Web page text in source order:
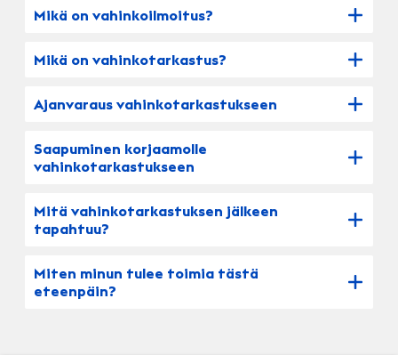
Mikä on vahinkoilmoitus?
Mikä on vahinkotarkastus?
Ajanvaraus vahinkotarkastukseen
Saapuminen korjaamolle
vahinkotarkastukseen
Mitä vahinkotarkastuksen jälkeen
tapahtuu?
Miten minun tulee toimia tästä
eteenpäin?